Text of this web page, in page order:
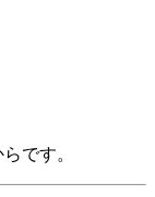
です。